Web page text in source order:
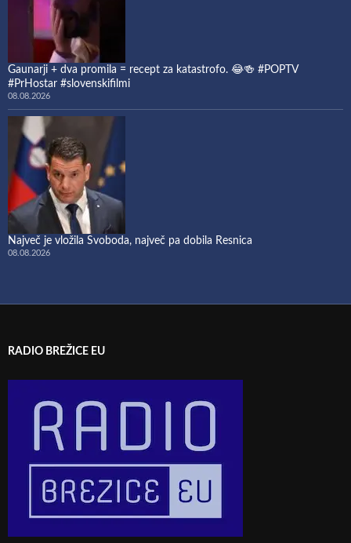
Gaunarji + dva promila = recept za katastrofo. 😂🍻 #POPTV
#PrHostar #slovenskifilmi
08.08.2026
Največ je vložila Svoboda, največ pa dobila Resnica
08.08.2026
RADIO BREŽICE EU